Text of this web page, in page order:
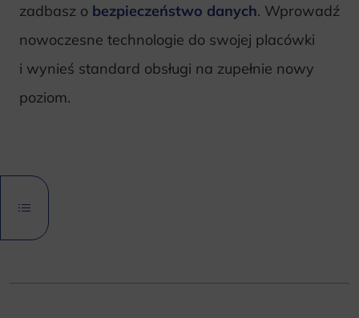
zadbasz o bezpieczeństwo danych. Wprowadź
nowoczesne technologie do swojej placówki
i wynieś standard obsługi na zupełnie nowy
poziom.